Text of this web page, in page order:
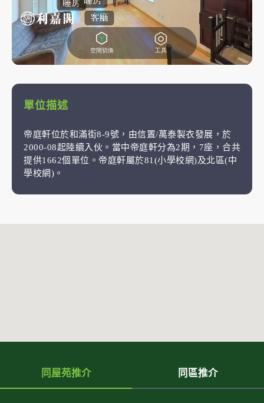
單位描述
帝庭軒位於和滿街8-9號，由信置/萬泰製衣發展，於
2000-08起陸續入伙。當中帝庭軒分為2期，7座，合共
提供1662個單位。帝庭軒屬於81(小學校網)及北區(中
學校網)。
同屋苑推介 同區推介